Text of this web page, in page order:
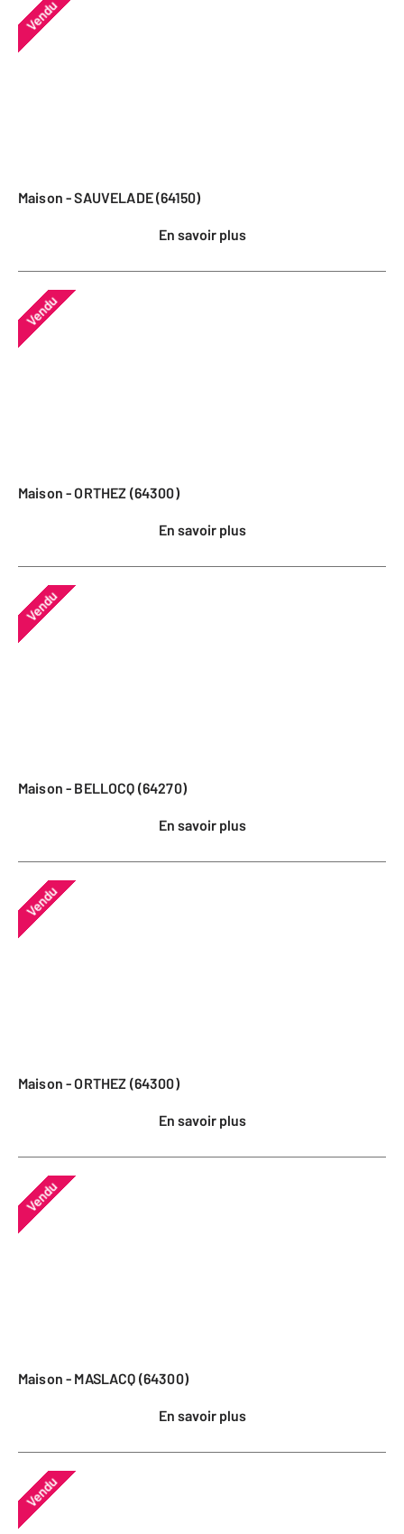
Vendu
Maison - SAUVELADE (64150)
En savoir plus
Vendu
Maison - ORTHEZ (64300)
En savoir plus
Vendu
Maison - BELLOCQ (64270)
En savoir plus
Vendu
Maison - ORTHEZ (64300)
En savoir plus
Vendu
Maison - MASLACQ (64300)
En savoir plus
Vendu